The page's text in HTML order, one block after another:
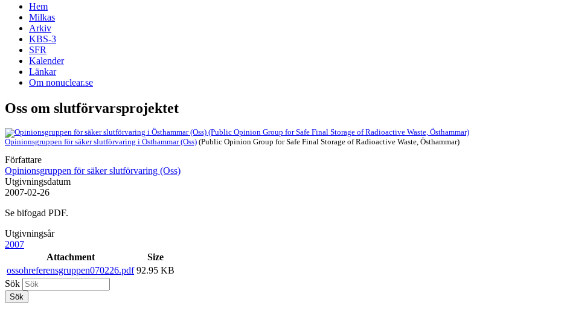
Hem
Milkas
Arkiv
KBS-3
SFR
Kalender
Länkar
Om nonuclear.se
Oss om slutförvarsprojektet
Opinionsgruppen för säker slutförvaring i Östhammar (Oss) (Public Opinion Group for Safe Final Storage of Radioactive Waste, Östhammar)
Författare
Opinionsgruppen för säker slutförvaring (Oss)
Utgivningsdatum
2007-02-26
Se bifogad PDF.
Utgivningsår
2007
Attachment
Size
ossohreferensgruppen070226.pdf 92.95 KB
Sök